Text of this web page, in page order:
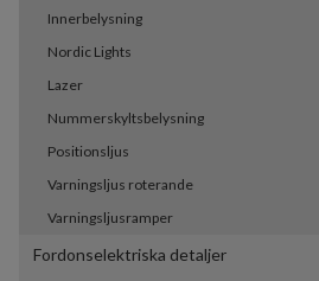
Innerbelysning
Nordic Lights
Lazer
Nummerskyltsbelysning
Positionsljus
Varningsljus roterande
Varningsljusramper
Fordonselektriska detaljer